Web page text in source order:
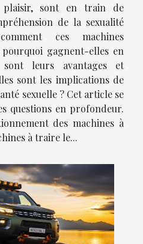
plaisir, sont en train de
de la sexualité
ces machines
gagnent-elles en
leurs avantages et
sont les implications de
sexuelle ? Cet article se
questions en profondeur.
des machines à
à traire le...